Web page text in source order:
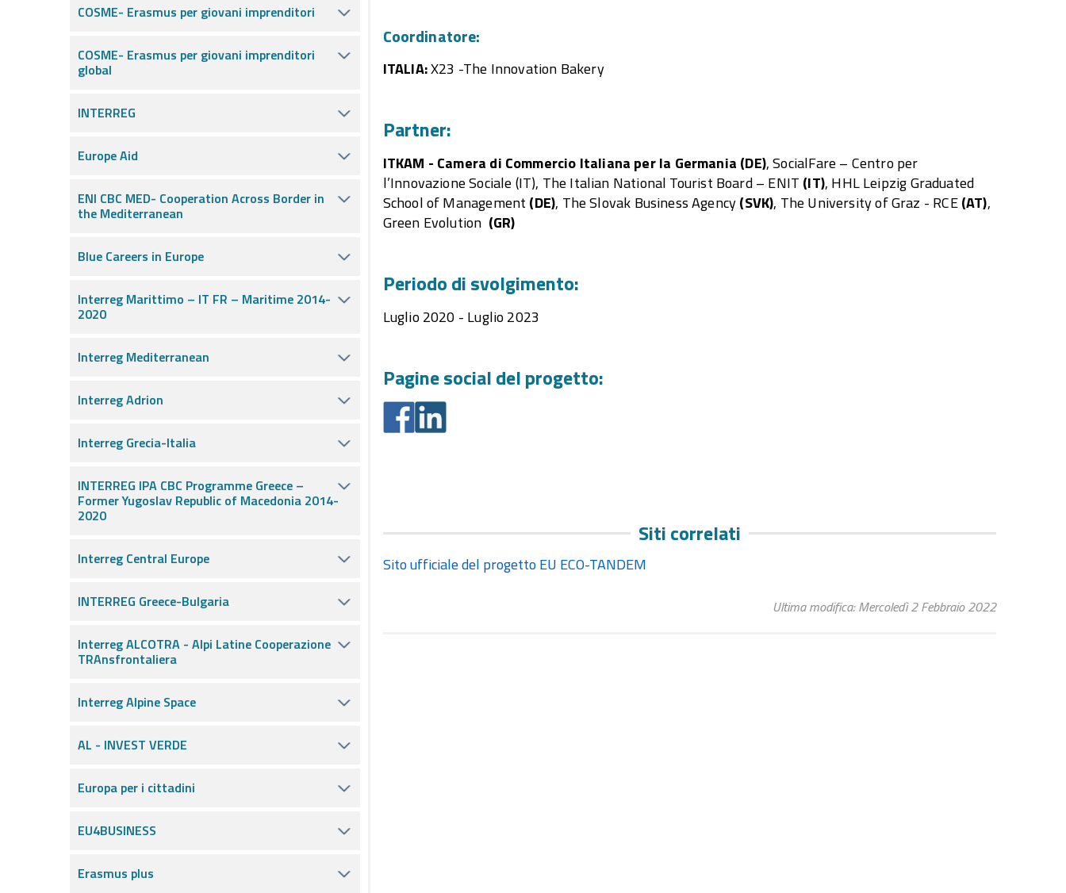
COSME- Erasmus per giovani imprenditori
COSME- Erasmus per giovani imprenditori
global
INTERREG
Europe Aid
ENI CBC MED- Cooperation Across Border in
the Mediterranean
Blue Careers in Europe
Interreg Marittimo – IT FR – Maritime 2014-
2020
Interreg Mediterranean
Interreg Adrion
Interreg Grecia-Italia
INTERREG IPA CBC Programme Greece –
Former Yugoslav Republic of Macedonia 2014-
2020
Interreg Central Europe
INTERREG Greece-Bulgaria
Interreg ALCOTRA - Alpi Latine Cooperazione
TRAnsfrontaliera
Interreg Alpine Space
AL - INVEST VERDE
Europa per i cittadini
EU4BUSINESS
Erasmus plus
Coordinatore:
ITALIA:X23 -The Innovation Bakery
Partner:
ITKAM - Camera di Commercio Italiana per la Germania (DE), SocialFare – Centro per
l’Innovazione Sociale (IT), The Italian National Tourist Board – ENIT (IT), HHL Leipzig Graduated
School of Management(DE), The Slovak Business Agency(SVK), The University of Graz - RCE(AT),
Green Evolution (GR)
Periodo di svolgimento:
Luglio 2020 - Luglio 2023
Pagine social del progetto:
Siti correlati
Sito ufficiale del progetto EU ECO-TANDEM
Ultima modifica: Mercoledì 2 Febbraio 2022